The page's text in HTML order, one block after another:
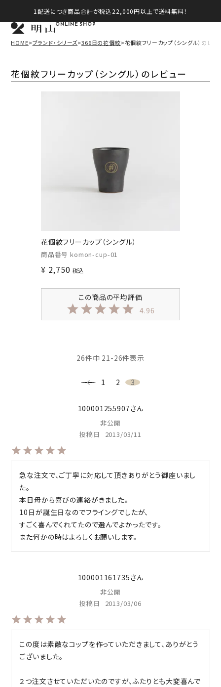
1配送につき商品合計が税込22,000円以上で送料無料！
ONLINE SHOP
HOME ブランド・シリーズ 366日の花個紋 花個紋フリーカップ（シングル）のレビ
花個紋フリーカップ（シングル）のレビュー
花個紋フリーカップ（シングル）
商品番号 komon-cup-01
¥ 2,750 税込
4.96
26件中 21-26件表示
1 2 3
100001255907
非公開
投稿日
2013/03/11
急な注文で、ご丁寧に対応して頂きありがとう御座いまし
た。
本日母から喜びの連絡がきました。
10日が誕生日なのでフライングでしたが、
すごく喜んでくれてたので選んでよかったです。
また何かの時はよろしくお願いします。
100001161735
非公開
投稿日
2013/03/06
この度は素敵なコップを作っていただきまして、ありがとう
ございました。
２つ注文させていただいたのですが、ふたりとも大変喜んで